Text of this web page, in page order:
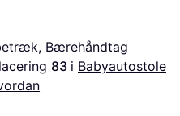
Bærehåndtag
83 i Babyautostole